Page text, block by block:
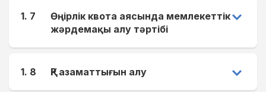
1. 7
Өңірлік квота аясында мемлекеттік
жәрдемақы алу тәртібі
1. 8 ҚР азаматтығын алу